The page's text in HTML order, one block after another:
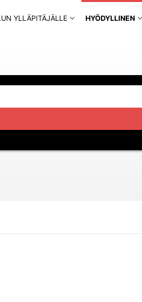
YLLÄPITÄJÄLLE HYÖDYLLINEN